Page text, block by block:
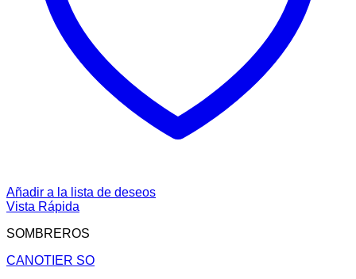
Añadir a la lista de deseos
Vista Rápida
SOMBREROS
CANOTIER SO